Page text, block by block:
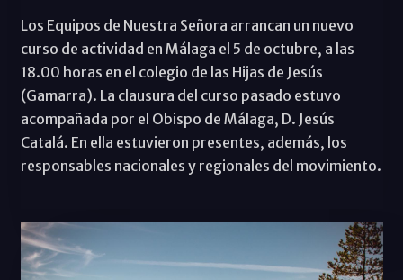
Los Equipos de Nuestra Señora arrancan un nuevo
curso de actividad en Málaga el 5 de octubre, a las
18.00 horas en el colegio de las Hijas de Jesús
(Gamarra). La clausura del curso pasado estuvo
acompañada por el Obispo de Málaga, D. Jesús
Catalá. En ella estuvieron presentes, además, los
responsables nacionales y regionales del movimiento.